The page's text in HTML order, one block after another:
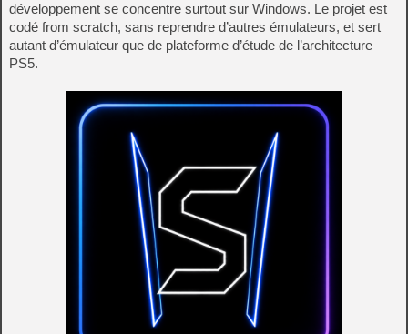
développement se concentre surtout sur Windows. Le projet est
codé from scratch, sans reprendre d’autres émulateurs, et sert
autant d’émulateur que de plateforme d’étude de l’architecture
PS5.